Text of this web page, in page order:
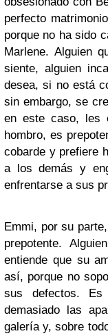
perfecto
porque no ha sido
Marlene. Alguien
siente, alguien
desea, si no está
sin embargo, se
en este caso, les
hombro, es
cobarde y prefiere
a los demás y
enfrentarse a sus
Emmi, por su
prepotente.
entiende que su
así, porque no
sus defectos.
demasiado las
galería y, sobre